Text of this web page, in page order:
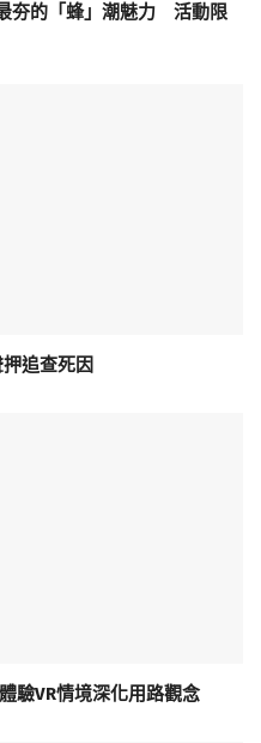
夯的「蜂」潮魅力 活動限
追查死因
驗VR情境深化用路觀念